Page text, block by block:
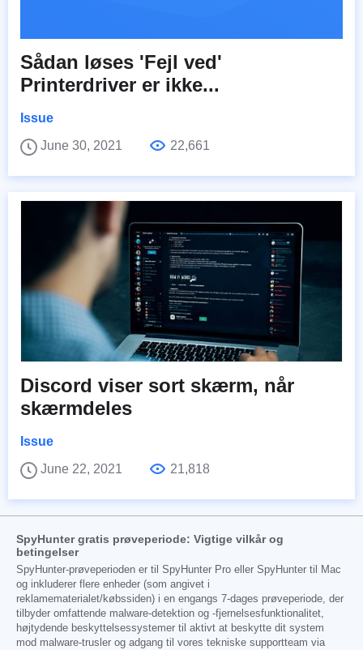
Sådan løses 'Fejl ved'
Printerdriver er ikke...
Issue
June 30, 2021
22,661
Discord viser sort skærm, når
skærmdeles
Issue
June 22, 2021
21,818
SpyHunter gratis prøveperiode: Vigtige vilkår og
betingelser
SpyHunter-prøveperioden er til SpyHunter Pro eller SpyHunter til Mac
og inkluderer flere enheder (som angivet i
reklamematerialet/købssiden) i en engangs 7-dages prøveperiode, der
tilbyder omfattende malware-detektion og -fjernelsesfunktionalitet,
højtydende beskyttelsessystemer til aktivt at beskytte dit system
mod malware-trusler og adgang til vores tekniske supportteam via